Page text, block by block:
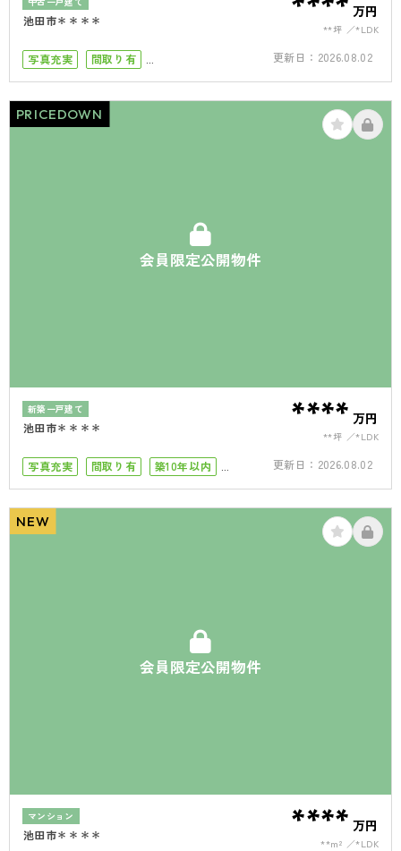
池田市＊＊＊＊
万円
**坪 *LDK
写真充実
間取り有
更新日： 2026.08.02
会員限定公開物件
PRICEDOWN
新築一戸建て
池田市＊＊＊＊ **** 万円
**坪 *LDK
写真充実 間取り有
築10年以内
更新日： 2026.08.02
会員限定公開物件
NEW
マンション
池田市＊＊＊＊ **** 万円
**m² *LDK